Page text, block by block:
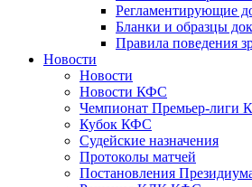
Регламентирующие
Бланки и образцы
Правила поведения
Новости
Новости
Новости КФС
Чемпионат Премьер-лиги
Кубок КФС
Судейские назначения
Протоколы матчей
Постановления